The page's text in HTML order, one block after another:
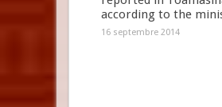
according to the
16 septembre 2014